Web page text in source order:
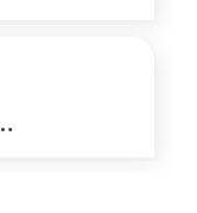
Save the date